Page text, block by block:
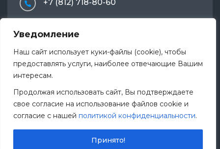
Уведомление
Наш сайт использует куки-файлы (cookie), чтобы
предоставлять услуги, наиболее отвечающие Вашим
интересам.
Продолжая использовать сайт, Вы подтверждаете
свое согласие на использование файлов cookie и
согласие с нашей политикой конфиденциальности.
Принято!
+7 (812) 718-80-60
2000-2026 ООО «МЛМ Нева трейд»
Зарегистрированный товарный знак.
Копирование, использование и
воспроизведение без разрешения
правообладателя преследуется по закону.
Проектирование, монтаж и эксплуатация